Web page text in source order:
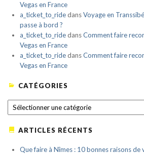
Vegas en France
a_ticket_to_ridedansVoyage en
passe à bord ?
a_ticket_to_ridedansComment faire
Vegas en France
a_ticket_to_ridedansComment faire
Vegas en France
CATÉGORIES
CATÉGORIES
ARTICLES RÉCENTS
Que faire à Nîmes : 10 bonnes raisons de